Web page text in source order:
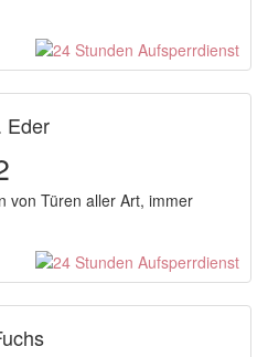
Eder
von Türen aller Art, immer